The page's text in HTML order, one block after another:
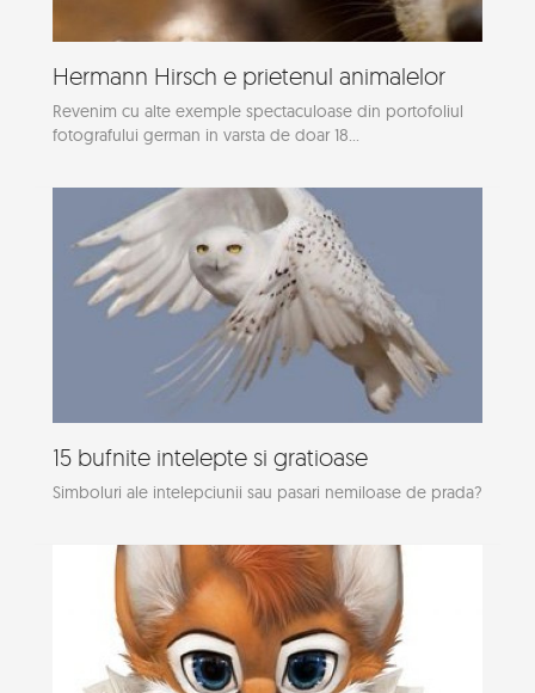
Hermann Hirsch e prietenul animalelor
Revenim cu alte exemple spectaculoase din portofoliul
fotografului german in varsta de doar 18...
15 bufnite intelepte si gratioase
Simboluri ale intelepciunii sau pasari nemiloase de prada?